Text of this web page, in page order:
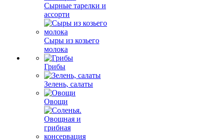
Сырные тарелки и
ассорти
Сыры из козьего
молока
Грибы
Зелень, салаты
Овощи